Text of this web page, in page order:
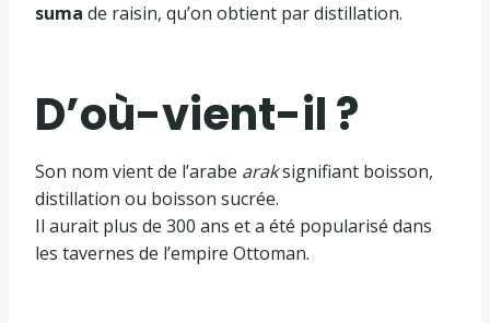
suma de raisin, qu’on obtient par distillation.
D’où-vient-il ?
Son nom vient de l’arabe araksignifiant boisson,
distillation ou boisson sucrée.
Il aurait plus de 300 ans et a été popularisé dans
les tavernes de l’empire Ottoman.